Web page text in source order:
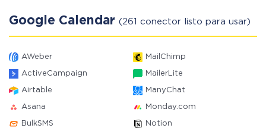
Google Calendar (261 conector listo para usar)
AWeber MailChimp
ActiveCampaign MailerLite
Airtable ManyChat
Asana Monday.com
BulkSMS Notion